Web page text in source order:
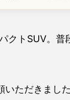
クトSUV。普
ただきまし